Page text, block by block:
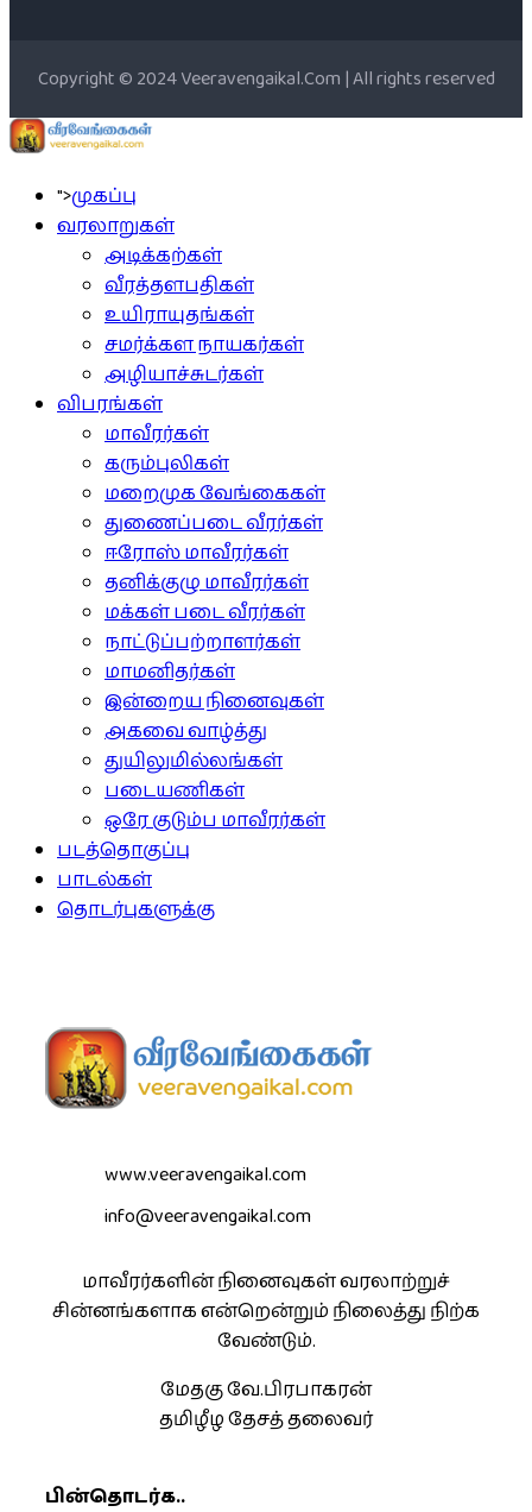
Copyright © 2024 Veeravengaikal.Com | All rights reserved
">முகப்பு
வரலாறுகள்
அடிக்கற்கள்
வீரத்தளபதிகள்
உயிராயுதங்கள்
சமர்க்கள நாயகர்கள்
அழியாச்சுடர்கள்
விபரங்கள்
மாவீரர்கள்
கரும்புலிகள்
மறைமுக வேங்கைகள்
துணைப்படை வீரர்கள்
ஈரோஸ் மாவீரர்கள்
தனிக்குழு மாவீரர்கள்
மக்கள் படை வீரர்கள்
நாட்டுப்பற்றாளர்கள்
மாமனிதர்கள்
இன்றைய நினைவுகள்
அகவை வாழ்த்து
துயிலுமில்லங்கள்
படையணிகள்
ஒரே குடும்ப மாவீரர்கள்
படத்தொகுப்பு
பாடல்கள்
தொடர்புகளுக்கு
www.veeravengaikal.com
info@veeravengaikal.com
மாவீரர்களின் நினைவுகள் வரலாற்றுச்
சின்னங்களாக என்றென்றும் நிலைத்து நிற்க
வேண்டும்.
மேதகு வே.பிரபாகரன்
தமிழீழ தேசத் தலைவர்
பின்தொடர்க..